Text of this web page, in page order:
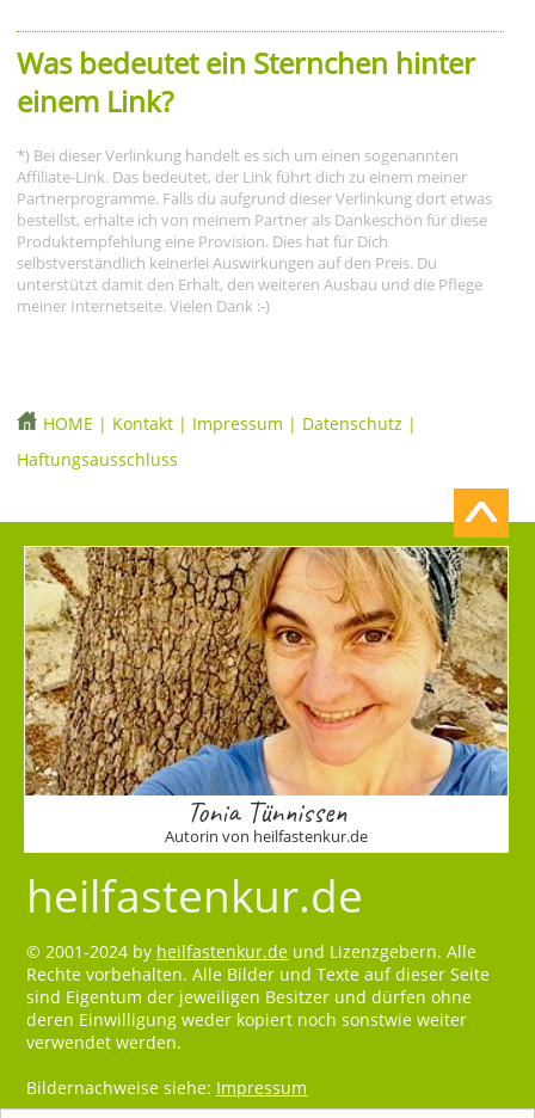
Was bedeutet ein Sternchen hinter
einem Link?
*) Bei dieser Verlinkung handelt es sich um einen sogenannten
Affiliate-Link. Das bedeutet, der Link führt dich zu einem meiner
Partnerprogramme. Falls du aufgrund dieser Verlinkung dort etwas
bestellst, erhalte ich von meinem Partner als Dankeschön für diese
Produktempfehlung eine Provision. Dies hat für Dich
selbstverständlich keinerlei Auswirkungen auf den Preis. Du
unterstützt damit den Erhalt, den weiteren Ausbau und die Pflege
meiner Internetseite. Vielen Dank :-)
HOME | Kontakt | Impressum | Datenschutz |
Haftungsausschluss
Tonia Tünnissen
Autorin von heilfastenkur.de
heilfastenkur.de
© 2001-2024 by heilfastenkur.de und Lizenzgebern. Alle
Rechte vorbehalten. Alle Bilder und Texte auf dieser Seite
sind Eigentum der jeweiligen Besitzer und dürfen ohne
deren Einwilligung weder kopiert noch sonstwie weiter
verwendet werden.
Bildernachweise siehe: Impressum